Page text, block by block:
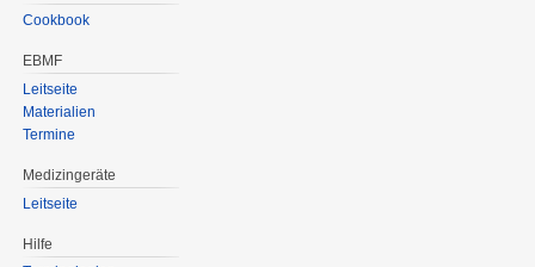
Cookbook
EBMF
Leitseite
Materialien
Termine
Medizingeräte
Leitseite
Hilfe